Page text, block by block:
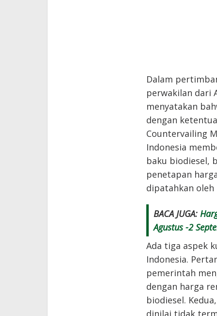
Dalam
perwakilan dari
menyatakan
dengan
Countervailing
Indonesia
baku biodiesel,
penetapan
dipatahkan
BACA JUGA:
Agustus -2
Ada tiga aspek
Indonesia.
pemerintah
dengan harga
biodiesel.
dinilai tidak